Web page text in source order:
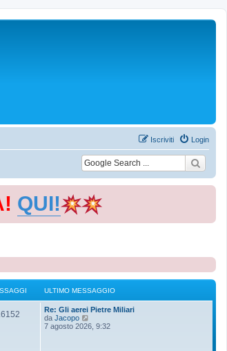
Login
Iscriviti
QUI!
ULTIMO MESSAGGIO
Re: Gli aerei Pietre Miliari
da Jacopo
e
7 agosto 2026, 9:32